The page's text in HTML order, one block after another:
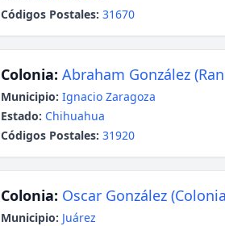
Códigos Postales: 31670
Colonia: Abraham González
Municipio: Ignacio Zaragoza
Estado: Chihuahua
Códigos Postales: 31920
Colonia: Oscar González
Municipio: Juárez